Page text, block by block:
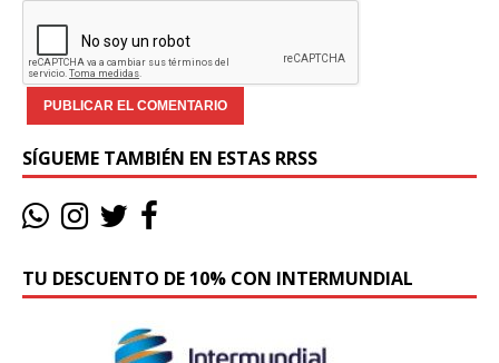
SÍGUEME TAMBIÉN EN ESTAS RRSS
TU DESCUENTO DE 10% CON INTERMUNDIAL